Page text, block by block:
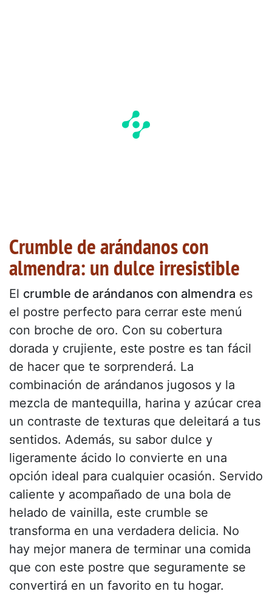
Crumble de arándanos con
almendra: un dulce irresistible
El crumble de arándanos con almendra es
el postre perfecto para cerrar este menú
con broche de oro. Con su cobertura
dorada y crujiente, este postre es tan fácil
de hacer que te sorprenderá. La
combinación de arándanos jugosos y la
mezcla de mantequilla, harina y azúcar crea
un contraste de texturas que deleitará a tus
sentidos. Además, su sabor dulce y
ligeramente ácido lo convierte en una
opción ideal para cualquier ocasión. Servido
caliente y acompañado de una bola de
helado de vainilla, este crumble se
transforma en una verdadera delicia. No
hay mejor manera de terminar una comida
que con este postre que seguramente se
convertirá en un favorito en tu hogar.